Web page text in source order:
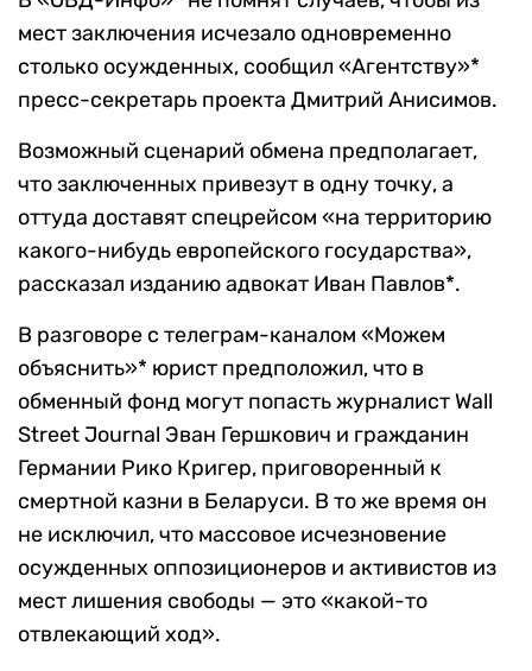
мест заключения исчезало одновременно
столько осужденных, сообщил «Агентству»*
пресс-секретарь проекта Дмитрий Анисимов.
Возможный сценарий обмена предполагает,
что заключенных привезут в одну точку, а
оттуда доставят спецрейсом «на территорию
какого-нибудь европейского государства»,
рассказал изданию адвокат Иван Павлов*.
В разговоре с телеграм-каналом «Можем
объяснить»* юрист предположил, что в
обменный фонд могут попасть журналист Wall
Street Journal Эван Гершкович и гражданин
Германии Рико Кригер, приговоренный к
смертной казни в Беларуси. В то же время он
не исключил, что массовое исчезновение
осужденных оппозиционеров и активистов из
мест лишения свободы — это «какой-то
отвлекающий ход».